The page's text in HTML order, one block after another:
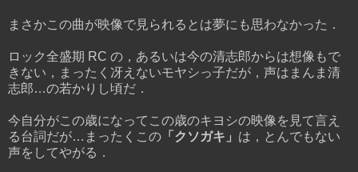
まさかこの曲が映像で見られるとは夢にも思わなかった．
ロック全盛期 RC の，あるいは今の清志郎からは想像もで
きない，まったく冴えないモヤシっ子だが，声はまんま清
志郎…の若かりし頃だ．
今自分がこの歳になってこの歳のキヨシの映像を見て言え
る台詞だが…まったくこの 「クソガキ」 は，とんでもない
声をしてやがる．